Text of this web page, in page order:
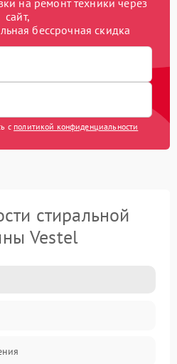
на ремонт техники через
сайт,
бессрочная скидка
с политикой конфиденциальности
стиральной
Vestel